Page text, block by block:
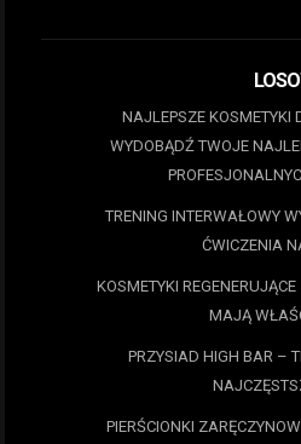
NAJLEPSZE KOSMETYKI
WYDOBĄDŹ TWOJE
TRENING INTERWAŁOWY
ĆWICZENIA
KOSMETYKI
MAJĄ
PRZYSIAD HIGH BAR –
PIERŚCIONKI